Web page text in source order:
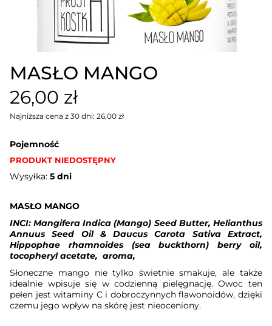
MASŁO MANGO
26,00 zł
Najniższa cena z 30 dni: 26,00 zł
Pojemność
PRODUKT NIEDOSTĘPNY
Wysyłka:5 dni
MASŁO MANGO
INCI: Mangifera Indica (Mango) Seed Butter, Helianthus
Annuus Seed Oil & Daucus Carota Sativa Extract,
Hippophae rhamnoides (sea buckthorn) berry oil,
tocopheryl acetate, aroma,
Słoneczne mango nie tylko świetnie smakuje, ale także
idealnie wpisuje się w codzienną pielęgnację. Owoc ten
pełen jest witaminy C i dobroczynnych flawonoidów, dzięki
czemu jego wpływ na skórę jest nieoceniony.